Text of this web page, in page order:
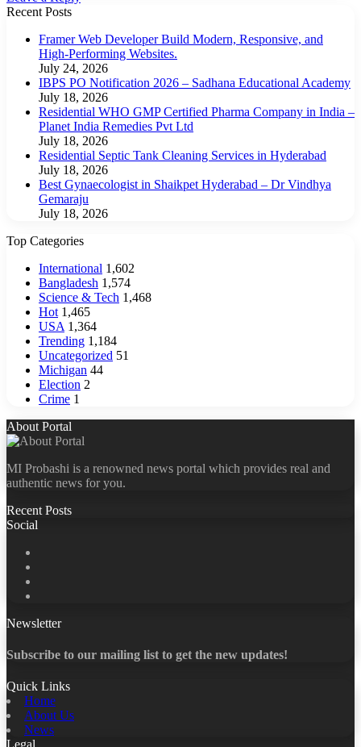
Recent Posts
Framer Web Developer Build Modern, Responsive, and
High-Performing Websites.
July 24, 2026
IBPS PO Notification 2026 – Sadhana Educational Academy
July 18, 2026
Residential WHO GMP Certified Pharma Company in India –
Planet India Remedies Pvt Ltd
July 18, 2026
Residential Septic Tank Cleaning Services in Hyderabad
July 18, 2026
Best Gynaecologist in Shaikpet Hyderabad – Dr Vindhya
Gemaraju
July 18, 2026
Top Categories
International 1,602
Bangladesh 1,574
Science & Tech 1,468
Hot 1,465
USA 1,364
Trending 1,184
Uncategorized 51
Michigan 44
Election 2
Crime 1
About Portal
MI Probashi is a renowned news portal which provides real and
authentic news for you.
Recent Posts
Social
Newsletter
Subscribe to our mailing list to get the new updates!
Quick Links
Home
About Us
News
Legal